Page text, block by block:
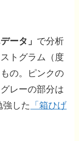
ータ」 で分析
トグラム（度
の。ピンクの
レーの部分は
強した 「箱ひげ